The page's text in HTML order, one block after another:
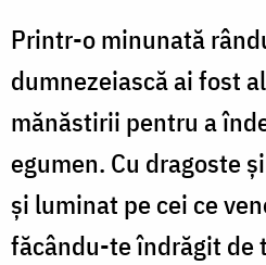
Printr-o minunată
dumnezeiască ai fost
mănăstirii pentru a
egumen. Cu dragoste
și luminat pe cei ce
făcându-te îndrăgit